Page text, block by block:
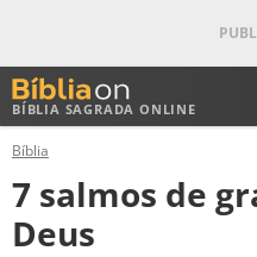
BÍBLIA SAGRADA ONLINE
ANTIGO TESTAMENTO
Bíblia
7 salmos de
Deus